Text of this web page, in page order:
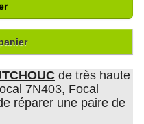
de très haute
7N403, Focal
réparer une paire de